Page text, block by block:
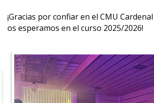
¡Gracias por confiar en el CMU
os esperamos en el curso 2025/2026!